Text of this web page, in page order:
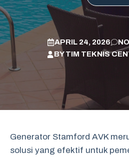
APRIL 24, 2026
BYTIM TEKNIS
Generator Stamford AVK
solusi yang efektif untuk